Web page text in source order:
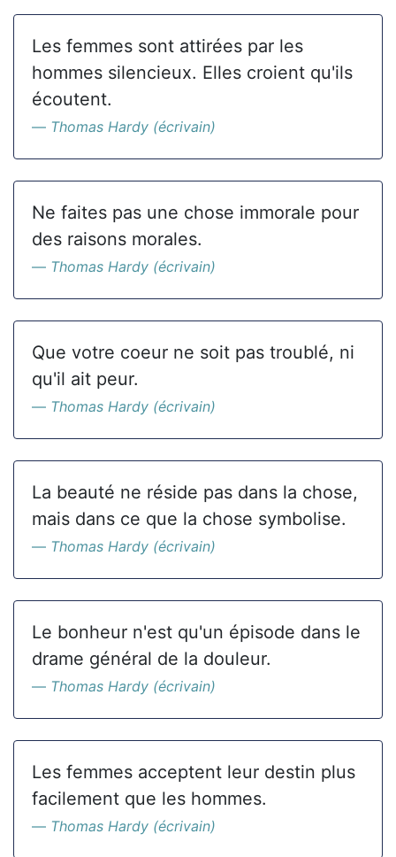
Les femmes sont attirées par les
hommes silencieux. Elles croient qu'ils
écoutent.
Thomas Hardy (écrivain)
Ne faites pas une chose immorale pour
des raisons morales.
Thomas Hardy (écrivain)
Que votre coeur ne soit pas troublé, ni
qu'il ait peur.
Thomas Hardy (écrivain)
La beauté ne réside pas dans la chose,
mais dans ce que la chose symbolise.
Thomas Hardy (écrivain)
Le bonheur n'est qu'un épisode dans le
drame général de la douleur.
Thomas Hardy (écrivain)
Les femmes acceptent leur destin plus
facilement que les hommes.
Thomas Hardy (écrivain)